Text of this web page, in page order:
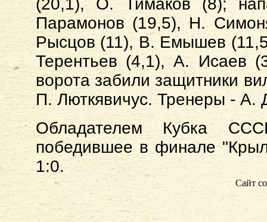
(20,1), О. Тимаков (8);
Парамонов (19,5), Н.
Рысцов (11), В. Емышев
Терентьев (4,1), А. Исаев
ворота забили защитники
П. Люткявичус. Тренеры - А.
Обладателем Кубка
победившее в финале
1:0.
Сайт